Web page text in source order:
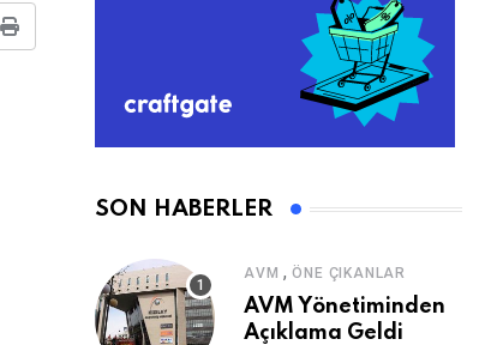
Print
SON HABERLER
AVM ,ÖNE ÇIKANLAR
AVM Yönetiminden
Açıklama Geldi